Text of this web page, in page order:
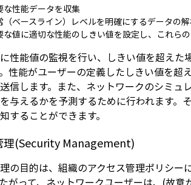
な性能データを収集
（ベースライン）レベルを明確にするデータの
な値に適切な性能のしきい値を設定し、これら
性能値の監視を行い、しきい値を超え
性能がユーザーの定義したしきい値を
信します。また、ネットワークのシミュ
与えるかを予測するために行われます
することができます。
理(Security Management)
の目的は、組織のアクセス管理ポリシー
がって、ネットワークユーザーは、(故